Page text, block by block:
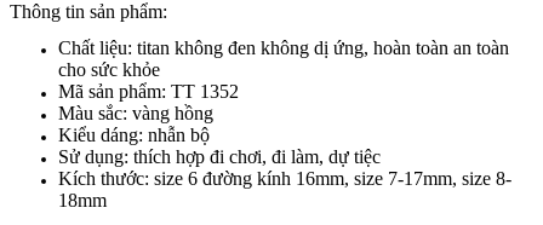
Thông tin sản phẩm:
Chất liệu: titan không đen không dị ứng, hoàn toàn an toàn
cho sức khỏe
Mã sản phẩm: TT 1352
Màu sắc: vàng hồng
Kiểu dáng: nhẫn bộ
Sử dụng: thích hợp đi chơi, đi làm, dự tiệc
Kích thước: size 6 đường kính 16mm, size 7-17mm, size 8-
18mm